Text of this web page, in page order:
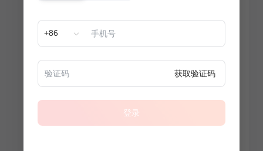
+86
获取验证码
登录